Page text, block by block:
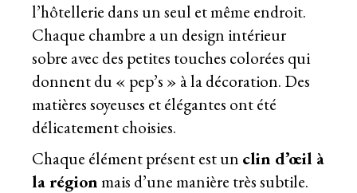
l’hôtellerie dans un seul et même endroit.
Chaque chambre a un design intérieur
sobre avec des petites touches colorées qui
donnent du « pep’s » à la décoration. Des
matières soyeuses et élégantes ont été
délicatement choisies.
Chaque élément présent est un clin d’œil à
la régionmais d’une manière très subtile.